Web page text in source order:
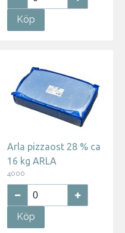
Köp
Arla pizzaost 28 % ca
16 kg ARLA
4000
Köp